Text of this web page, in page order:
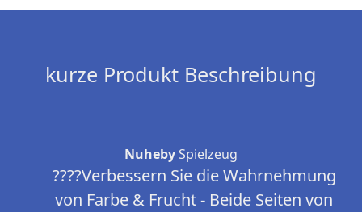
kurze Produkt Beschreibung
NuhebySpielzeug
????Verbessern Sie die Wahrnehmung
von Farbe & Frucht - Beide Seiten von